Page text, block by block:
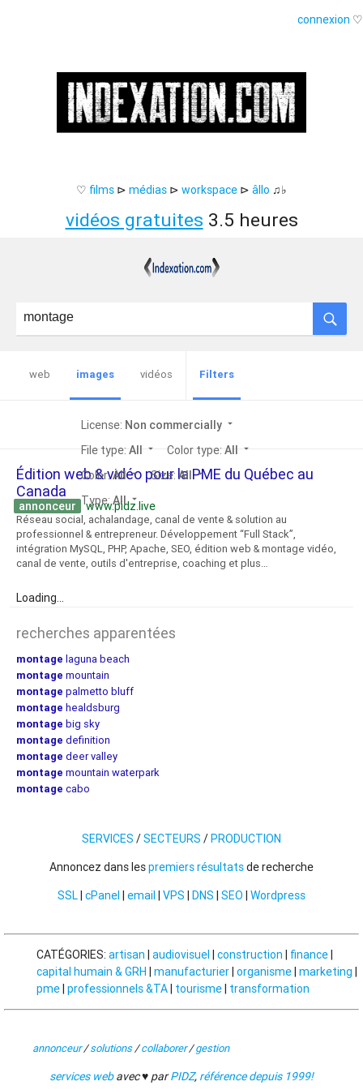
connexion ♡
♡ films ⊳ médias ⊳ workspace ⊳ âllo ♫♭
vidéos gratuites 3.5 heures
web images vidéos Filters
License: Non commercially arrow_drop_down
File type: All arrow_drop_down Color type: All arrow_drop_down
Color:All arrow_drop_down Size: All arrow_drop_down
Type:All arrow_drop_down
Édition web & vidéo pour la PME du Québec au
Canada
annonceur www.pidz.live
Réseau social, achalandage, canal de vente & solution au
professionnel & entrepreneur. Développement “Full Stack”,
intégration MySQL, PHP, Apache, SEO, édition web & montage vidéo,
canal de vente, outils d'entreprise, coaching et plus…
Loading...
recherches apparentées
montage laguna beach
montage mountain
montage palmetto bluff
montage healdsburg
montage big sky
montage definition
montage deer valley
montage mountain waterpark
montage cabo
SERVICES /SECTEURS /PRODUCTION
Annoncez dans lespremiers résultatsde recherche
SSL| cPanel | email | VPS | DNS | SEO | Wordpress
CATÉGORIES: artisan | audiovisuel | construction | finance|
capital humain & GRH | manufacturier| organisme| marketing |
pme| professionnels &TA| tourisme| transformation
annonceur/solutions/collaborer/gestion
services webavec ♥ parPIDZ, référence depuis 1999!